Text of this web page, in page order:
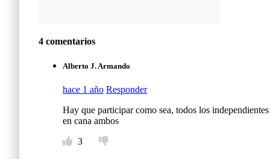
4 comentarios
Alberto J. Armando
hace 1 año Responder
Hay que participar como sea, todos los
en cana ambos
3